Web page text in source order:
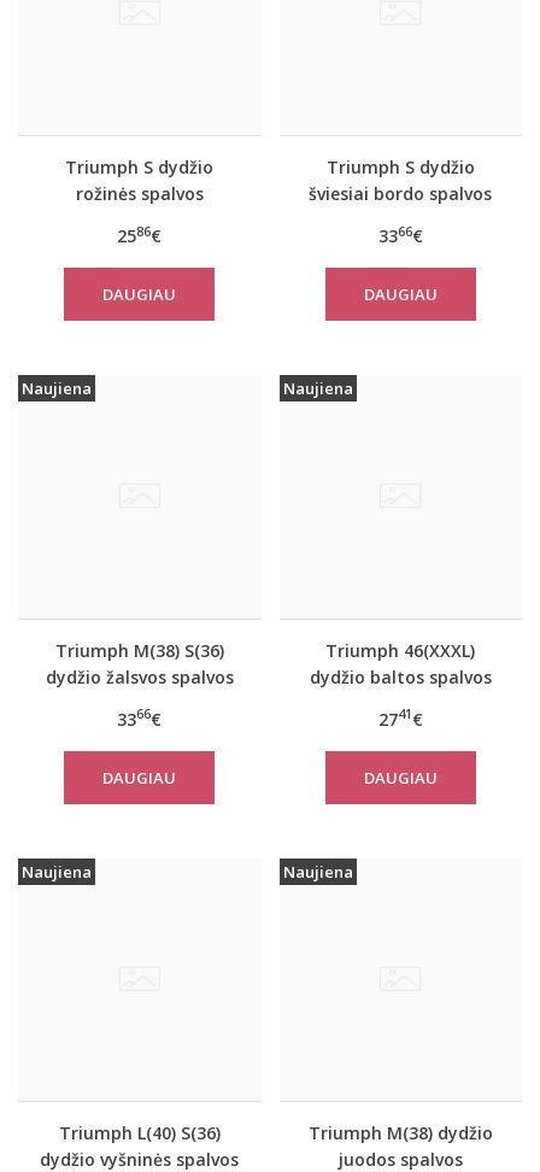
Triumph S dydžio
rožinės spalvos
marškinėliai women
move FLEX Tank
2586€
DAUGIAU
Triumph S dydžio
šviesiai bordo spalvos
marškinėliai women
move FLOW Tank Top
3366€
DAUGIAU
Naujiena
Triumph M(38) S(36)
dydžio žalsvos spalvos
marškinėliai women
move FLOW Tank Top
3366€
DAUGIAU
Naujiena
Triumph 46(XXXL)
dydžio baltos spalvos
marškinėliai Yselle
Basics Shirt03 2P
2741 €
DAUGIAU
Naujiena
Triumph L(40) S(36)
dydžio vyšninės spalvos
Naujiena
Triumph M(38) dydžio
juodos spalvos